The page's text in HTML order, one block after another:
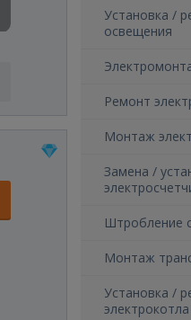
Установка /
освещения
Ремонт
Монтаж
Замена /
Штробление
Монтаж
Установка /
электрокотла